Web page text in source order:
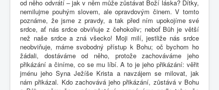
od něho odvrátí – jak v něm může zůstávat Boží láska? Dítky,
nemilujme pouhým slovem, ale opravdovým činem. V tomto
poznáme, že jsme z pravdy, a tak před ním upokojíme své
srdce, ať nás srdce obviňuje z čehokoliv; neboť Bůh je větší
než naše srdce a zná všecko! Moji milí, jestliže nás srdce
neobviňuje, máme svobodný přístup k Bohu; oč bychom ho
žádali, dostáváme od něho, protože zachováváme jeho
přikázání a činíme, co se mu líbí. A to je jeho přikázání: věřit
jménu jeho Syna Ježíše Krista a navzájem se milovat, jak
nám přikázal. Kdo zachovává jeho přikázání, zůstává v Bohu